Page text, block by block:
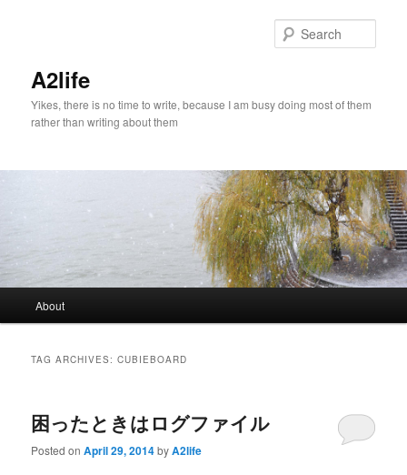
A2life
Yikes, there is no time to write, because I am busy doing most of them
rather than writing about them
About
TAG ARCHIVES:CUBIEBOARD
困ったときはログファイル
Posted onApril 29, 2014byA2life